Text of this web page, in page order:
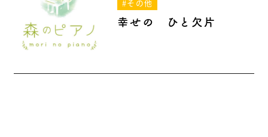
#その他
幸せの ひと欠片